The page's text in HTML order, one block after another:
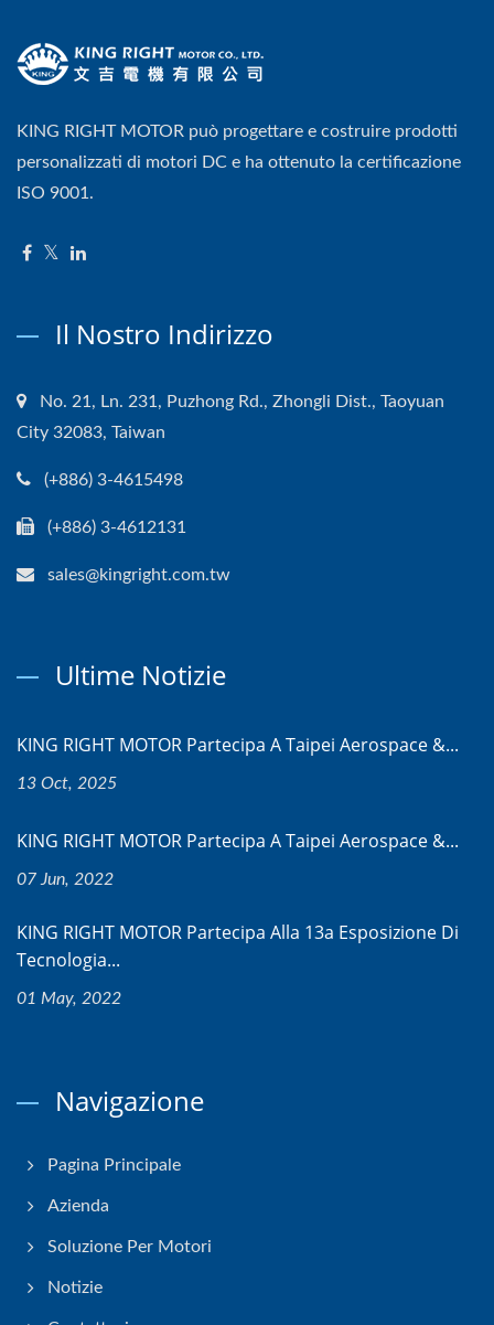
KING RIGHT MOTOR può progettare e costruire prodotti
personalizzati di motori DC e ha ottenuto la certificazione
ISO 9001.
Il Nostro Indirizzo
No. 21, Ln. 231, Puzhong Rd., Zhongli Dist., Taoyuan
City 32083, Taiwan
(+886) 3-4615498
(+886) 3-4612131
sales@kingright.com.tw
Ultime Notizie
KING RIGHT MOTOR Partecipa A Taipei Aerospace &...
13 Oct, 2025
KING RIGHT MOTOR Partecipa A Taipei Aerospace &...
07 Jun, 2022
KING RIGHT MOTOR Partecipa Alla 13a Esposizione Di
Tecnologia...
01 May, 2022
Navigazione
Pagina Principale
Azienda
Soluzione Per Motori
Notizie